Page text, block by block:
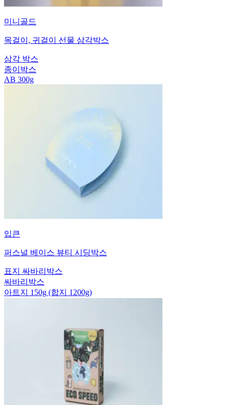
미니골드
목걸이, 귀걸이 선물 삼각박스
삼각 박스
종이박스
AB 300g
입큰
퍼스널 베이스 뷰티 시딩박스
표지 싸바리박스
싸바리박스
아트지 150g (합지 1200g)